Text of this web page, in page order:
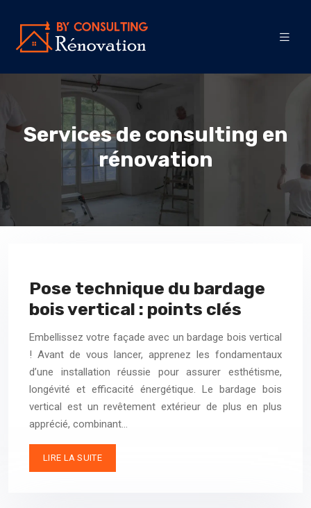
Services de consulting en
rénovation
Pose technique du bardage
bois vertical : points clés
Embellissez votre façade avec un bardage bois vertical
! Avant de vous lancer, apprenez les fondamentaux
d’une installation réussie pour assurer esthétisme,
longévité et efficacité énergétique. Le bardage bois
vertical est un revêtement extérieur de plus en plus
apprécié, combinant…
LIRE LA SUITE